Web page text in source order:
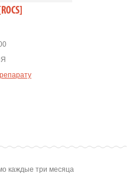
каждые три месяца